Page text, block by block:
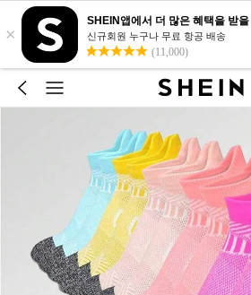
× 신규회원 누구나 무료 항공 배송
(11,000)